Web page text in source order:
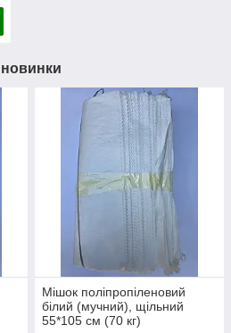
новинки
Мішок поліпропіленовий
білий (мучний), щільний
55*105 см (70 кг)